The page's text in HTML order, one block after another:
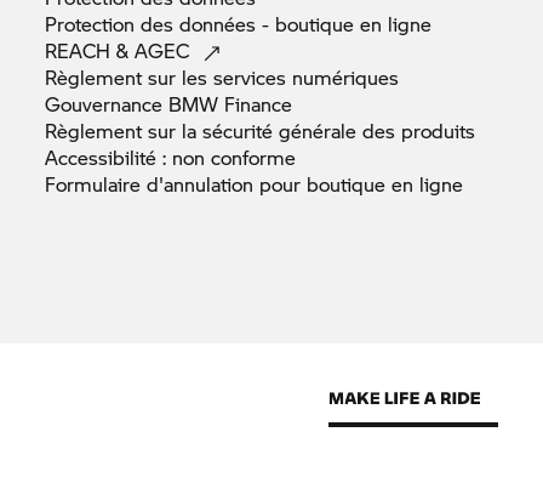
Protection des données - boutique en ligne
REACH &AGEC
Règlement sur les services numériques
Gouvernance BMW Finance
Règlement sur la sécurité générale des produits
Accessibilité : nonconforme
Formulaire d'annulation pour boutique en ligne